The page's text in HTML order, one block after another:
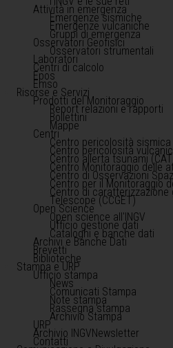
Attività in emergenza
Emergenze sismiche
Emergenze vulcaniche
Gruppi di emergenza
Osservatori Geofisici
Osservatori strumentali
Laboratori
Centri di calcolo
Epos
Emso
Risorse e Servizi
Prodotti del Monitoraggio
Report relazioni e rapporti
Bollettini
Mappe
Centri
Centro pericolosità sismica
Centro pericolosità
Centro allerta tsunami
Centro Monitoraggio delle
Centro di Osservazioni
Centro per il Monitoraggio
Centro di
Telescope (CCGET)
Open Science
Open science all'INGV
Ufficio gestione dati
Cataloghi e banche dati
Archivi e Banche Dati
Brevetti
Biblioteche
Stampa e URP
Ufficio stampa
News
Comunicati Stampa
Note stampa
Rassegna stampa
Archivio Stampa
URP
Archivio INGVNewsletter
Contatti